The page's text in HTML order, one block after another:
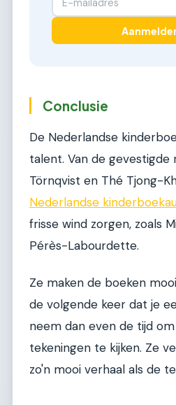
Conclusie
De Nederlandse
talent. Van de gevestigde
Törnqvist en Thé Tjong-
Nederlandse
frisse wind zorgen, zoals
Pérès-Labourdette.
Ze maken de boeken
de volgende keer dat je
neem dan even de tijd
tekeningen te kijken. Ze
zo'n mooi verhaal als de